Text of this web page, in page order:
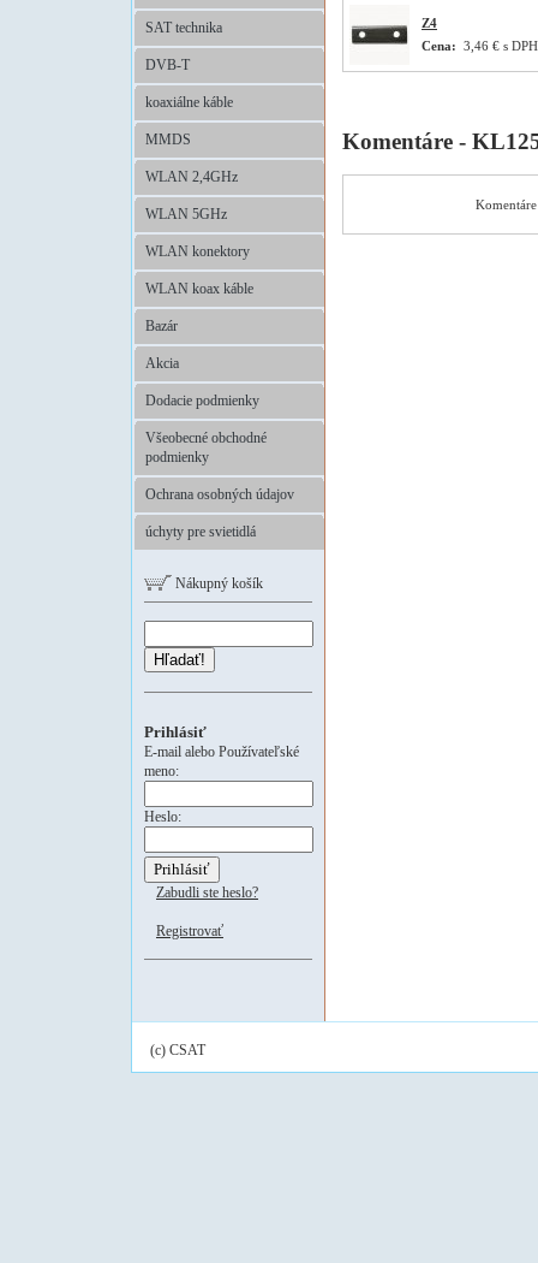
SAT technika
DVB-T
koaxiálne káble
MMDS
WLAN 2,4GHz
WLAN 5GHz
WLAN konektory
WLAN koax káble
Bazár
Akcia
Dodacie podmienky
Všeobecné obchodné
podmienky
Ochrana osobných údajov
úchyty pre svietidlá
Nákupný košík
Hľadať!
Prihlásiť
E-mail alebo Používateľské
meno:
Heslo:
Zabudli ste heslo?
Registrovať
Z4
Cena: 3,46 € s DPH
Komentáre -
(c) CSAT